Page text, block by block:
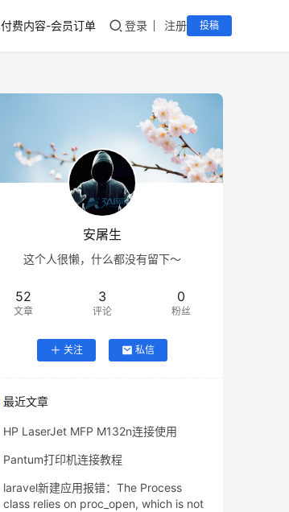
付费内容-会员订单 登录 注册 投稿
安屠生
这个人很懒，什么都没有留下～
52
文章
3
评论
0
粉丝
关注 私信
最近文章
HP LaserJet MFP M132n连接使用
Pantum打印机连接教程
laravel新建应用报错：The Process
class relies on proc_open, which is not